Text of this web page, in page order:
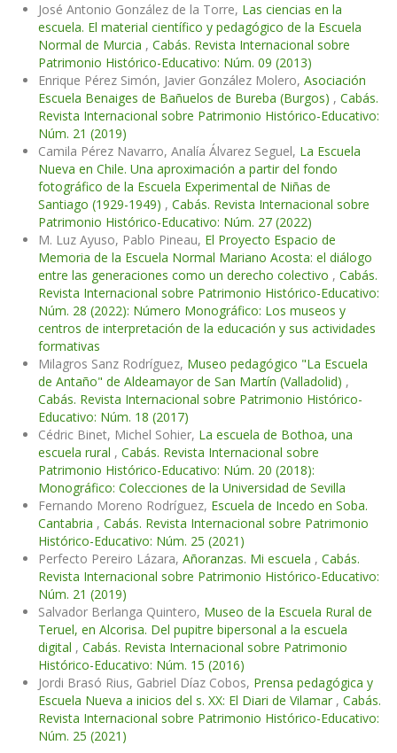
José Antonio González de la Torre, Las ciencias en la
escuela. El material científico y pedagógico de la Escuela
Normal de Murcia , Cabás. Revista Internacional sobre
Patrimonio Histórico-Educativo: Núm. 09 (2013)
Enrique Pérez Simón, Javier González Molero, Asociación
Escuela Benaiges de Bañuelos de Bureba (Burgos) , Cabás.
Revista Internacional sobre Patrimonio Histórico-Educativo:
Núm. 21 (2019)
Camila Pérez Navarro, Analía Álvarez Seguel, La Escuela
Nueva en Chile. Una aproximación a partir del fondo
fotográfico de la Escuela Experimental de Niñas de
Santiago (1929-1949) , Cabás. Revista Internacional sobre
Patrimonio Histórico-Educativo: Núm. 27 (2022)
M. Luz Ayuso, Pablo Pineau, El Proyecto Espacio de
Memoria de la Escuela Normal Mariano Acosta: el diálogo
entre las generaciones como un derecho colectivo , Cabás.
Revista Internacional sobre Patrimonio Histórico-Educativo:
Núm. 28 (2022): Número Monográfico: Los museos y
centros de interpretación de la educación y sus actividades
formativas
Milagros Sanz Rodríguez, Museo pedagógico "La Escuela
de Antaño" de Aldeamayor de San Martín (Valladolid) ,
Cabás. Revista Internacional sobre Patrimonio Histórico-
Educativo: Núm. 18 (2017)
Cédric Binet, Michel Sohier, La escuela de Bothoa, una
escuela rural , Cabás. Revista Internacional sobre
Patrimonio Histórico-Educativo: Núm. 20 (2018):
Monográfico: Colecciones de la Universidad de Sevilla
Fernando Moreno Rodríguez, Escuela de Incedo en Soba.
Cantabria , Cabás. Revista Internacional sobre Patrimonio
Histórico-Educativo: Núm. 25 (2021)
Perfecto Pereiro Lázara, Añoranzas. Mi escuela , Cabás.
Revista Internacional sobre Patrimonio Histórico-Educativo:
Núm. 21 (2019)
Salvador Berlanga Quintero, Museo de la Escuela Rural de
Teruel, en Alcorisa. Del pupitre bipersonal a la escuela
digital , Cabás. Revista Internacional sobre Patrimonio
Histórico-Educativo: Núm. 15 (2016)
Jordi Brasó Rius, Gabriel Díaz Cobos, Prensa pedagógica y
Escuela Nueva a inicios del s. XX: El Diari de Vilamar , Cabás.
Revista Internacional sobre Patrimonio Histórico-Educativo:
Núm. 25 (2021)